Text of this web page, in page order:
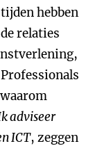
hebben
relaties
adviseer
ICT, zeggen